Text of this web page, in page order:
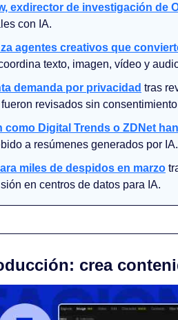
exdirector de investigación de
con IA.
agentes creativos que
texto, imagen, vídeo y
demanda por privacidad tras
revisados sin
como Digital Trends o ZDNet
a resúmenes generados por IA.
miles de despidos en marzo
en centros de datos para IA.
crea